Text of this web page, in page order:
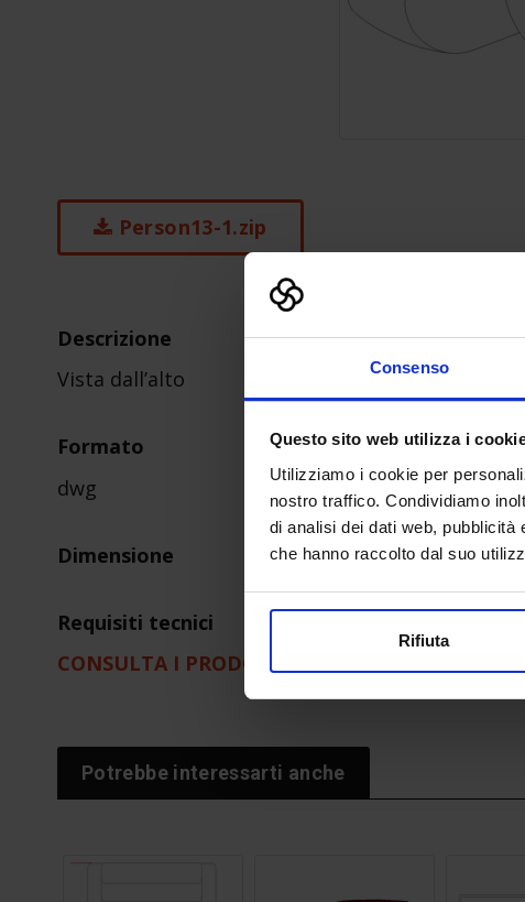
Consenso
Questo sito web utilizza i
Utilizziamo i cookie per
nostro traffico. Condividiamo
di analisi dei dati web,
che hanno raccolto dal suo
Rifiuta
Person13-1.zip
Descrizione
Vista dall’alto
Formato
dwg
Dimensione
Requisiti tecnici
CONSULTA I PRODOTTI DELL'AZIENDA
Potrebbe interessarti anche